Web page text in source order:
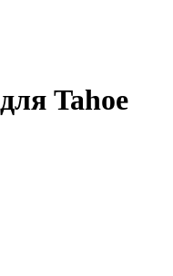
Tahoe